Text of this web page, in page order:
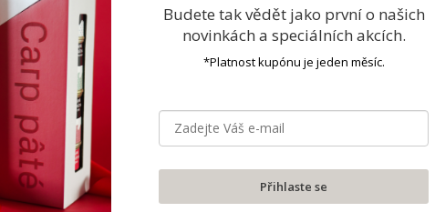
soli a čerstvého pepře. Díky přidání chilli získala příjemnou
nejen milovníkům ryb, ale i těm, co dávají přednost jinému
nebo na piknik a na cesty. Český výrobek z rodinné farmy.
Budete tak vědět jako prvnío našich
novinkách a speciálních akcích.
*Platnost kupónu je jeden měsíc.
Přihlaste se